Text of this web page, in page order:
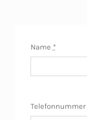
Name *
Telefonnummer